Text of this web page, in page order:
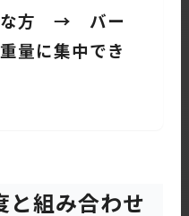
な方 → バー
量に集中でき
と組み合わせ